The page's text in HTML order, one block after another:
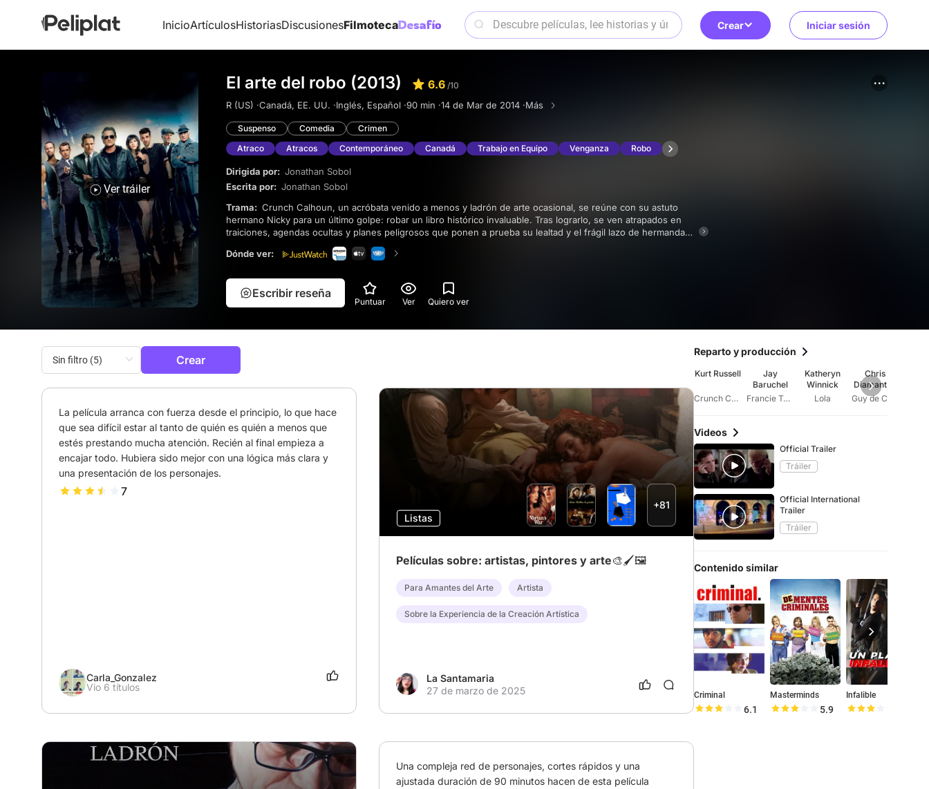
InicioArtículosHistoriasDiscusionesFilmoteca Crear Iniciar sesión
Ver tráiler
El arte del robo (2013) 6.6 /10
R (US) ·Canadá, EE. UU. ·Inglés, Español ·90 min ·14 de Mar de 2014 ·Más
Suspenso Comedia
Crimen
Atraco
Atracos Contemporáneo Canadá Trabajo en Equipo Venganza Robo
Dirigida por: Jonathan Sobol
Escrita por: Jonathan Sobol
Trama:
hermano Nicky para un último golpe: robar un libro histórico invaluable. Tras lograrlo, se ven atrapados en
traiciones, agendas ocultas y planes peligrosos que ponen a prueba su lealtad y el frágil lazo de hermandad.
Dónde ver:
Escribir reseña
Puntuar Ver Quiero ver
Crear
La película arranca con fuerza desde el principio, lo que hace
que sea difícil estar al tanto de quién es quién a menos que
estés prestando mucha atención. Recién al final empieza a
encajar todo. Hubiera sido mejor con una lógica más clara y
una presentación de los personajes.
7
Carla_Gonzalez
Vio 6 títulos
Listas
+81
Películas sobre: artistas, pintores y arte🎨🖌️🖼️
Para Amantes del Arte Artista
Sobre la Experiencia de la Creación Artística
La Santamaria
27 de marzo de 2025
Una compleja red de personajes, cortes rápidos y una
ajustada duración de 90 minutos hacen de esta película
Reparto y producción
Kurt Russell
Crunch Calhoun
Jay
Baruchel
Francie Tobin
Katheryn
Winnick
Lola
Chris
Diamantop
oulos
Videos
Official Trailer
Tráiler
Official International
Trailer
Tráiler
Contenido similar
Criminal
6.1
Masterminds
5.9
Infalible